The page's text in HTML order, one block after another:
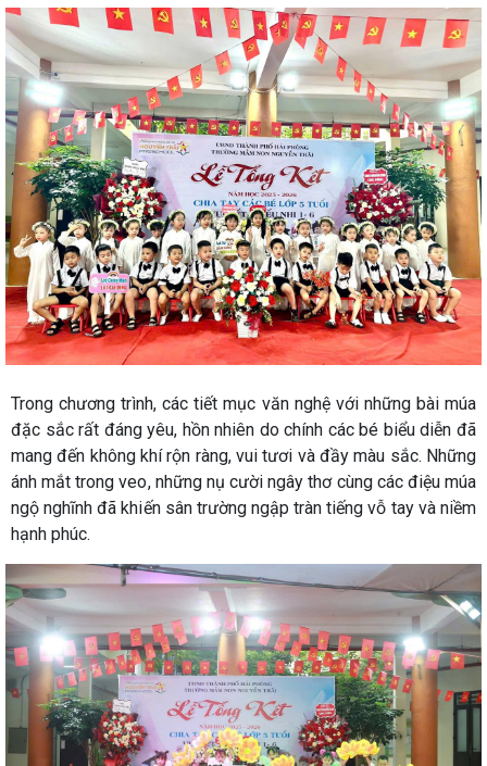
Trong chương trình, các tiết mục văn nghệ với những bài múa
đặc sắc rất đáng yêu, hồn nhiên do chính các bé biểu diễn đã
mang đến không khí rộn ràng, vui tươi và đầy màu sắc. Những
ánh mắt trong veo, những nụ cười ngây thơ cùng các điệu múa
ngộ nghĩnh đã khiến sân trường ngập tràn tiếng vỗ tay và niềm
hạnh phúc.